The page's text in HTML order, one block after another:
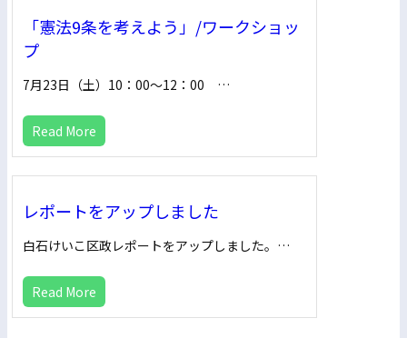
「憲法9条を考えよう」/ワークショッ
プ
7月23日（土）10：00～12：00 …
Read More
レポートをアップしました
白石けいこ区政レポートをアップしました。…
Read More